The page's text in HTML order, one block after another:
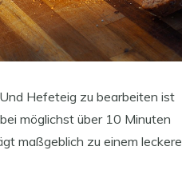
Hefeteig zu bearbeiten ist
möglichst über 10 Minuten
maßgeblich zu einem